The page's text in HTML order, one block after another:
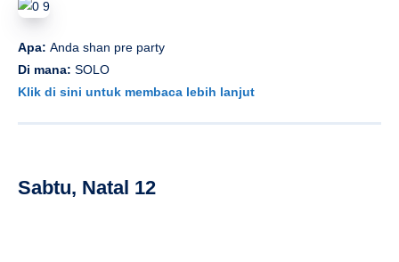
Apa: Anda shan pre party
Di mana: SOLO
Klik di sini untuk membaca lebih lanjut
Sabtu, Natal 12